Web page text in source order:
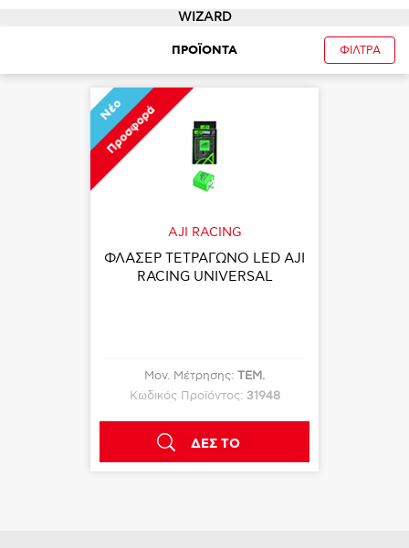
WIZARD
ΠΡΟΪΟΝΤΑ ΦΙΛΤΡΑ
Νέο
Προσφορά
AJI RACING
ΦΛΑΣΕΡ ΤΕΤΡΑΓΩΝΟ LED AJI
RACING UNIVERSAL
Μον. Μέτρησης: ΤΕΜ.
Κωδικός Προϊόντος: 31948
ΔΕΣ ΤΟ